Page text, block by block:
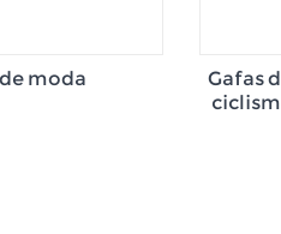
moda
Gafas